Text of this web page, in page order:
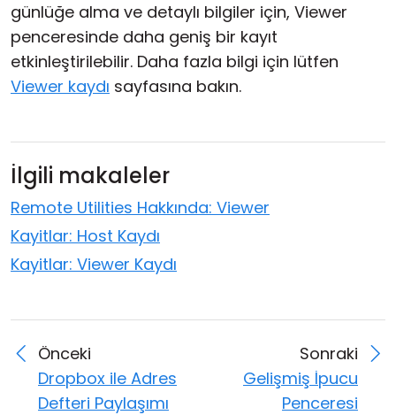
günlüğe alma ve detaylı bilgiler için, Viewer
penceresinde daha geniş bir kayıt
etkinleştirilebilir. Daha fazla bilgi için lütfen
Viewer kaydı sayfasına bakın.
İlgili makaleler
Remote Utilities Hakkında: Viewer
Kayitlar: Host Kaydı
Kayitlar: Viewer Kaydı
Önceki
Dropbox ile Adres
Defteri Paylaşımı
Sonraki
Gelişmiş İpucu
Penceresi